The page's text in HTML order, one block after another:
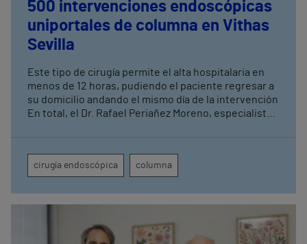
500 intervenciones endoscópicas
uniportales de columna en Vithas
Sevilla
Este tipo de cirugía permite el alta hospitalaria en
menos de 12 horas, pudiendo el paciente regresar a
su domicilio andando el mismo día de la intervención
En total, el Dr. Rafael Periañez Moreno, especialista
a lo largo de diez años de actividad en el centro
cirugía endoscópica columna